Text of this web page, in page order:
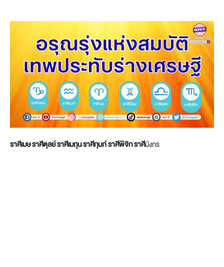
ราศีเมษ ราศีตุลย์ ราศีเมถุน ราศีกุมภ์ ราศีพิจิก ราศีมังกร